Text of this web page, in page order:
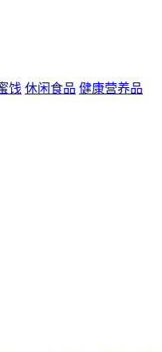
饯 休闲食品 健康营养品